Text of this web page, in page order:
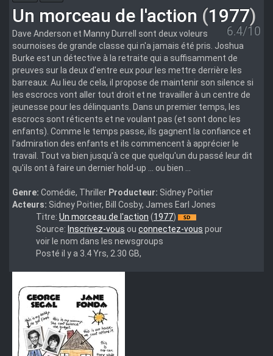
Un morceau de l'action (1977)
6.4/10
Dave Anderson et Manny Durrell sont deux voleurs
sournoises de grande classe qui n'a jamais été pris. Joshua
Burke est un détective à la retraite qui a suffisamment de
preuves sur la deux d'entre eux pour les mettre derrière les
barreaux. Au lieu de cela, il propose de maintenir son silence si
les escrocs vont aller tout droit et ne travailler à un centre de
jeunesse pour les délinquants. Dans un premier temps, les
escrocs sont réticents et ne voulant pas (et sont donc les
enfants). Comme le temps passe, ils gagnent la confiance et
l'admiration des enfants et ils commencent à apprécier le
travail. Tout va bien jusqu'à ce que quelqu'un du passé leur dit
qu'ils ont à faire un dernier hold-up ... ou bien ...
Genre: Comédie, Thriller Producteur: Sidney Poitier
Acteurs: Sidney Poitier, Bill Cosby, James Earl Jones
A.Piece.of.the.Action.1977.DVDRip.x264-
HANDJOB
Titre: Un morceau de l'action (1977)
Source: Inscrivez-vous ou connectez-vous pour
voir le nom dans les newsgroups
Posté il y a 3.4 Yrs, 2.30 GB,